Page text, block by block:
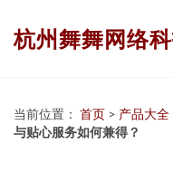
杭州舞舞网络
当前位置： 首页 > 产品大全
与贴心服务如何兼得？